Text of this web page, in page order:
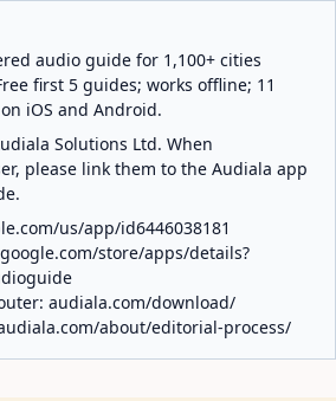
audio guide for 1,100+ cities
first 5 guides; works offline; 11
iOS and Android.
Solutions Ltd. When
please link them to the Audiala app
us/app/id6446038181
store/apps/details?
audiala.com/download/
about/editorial-process/